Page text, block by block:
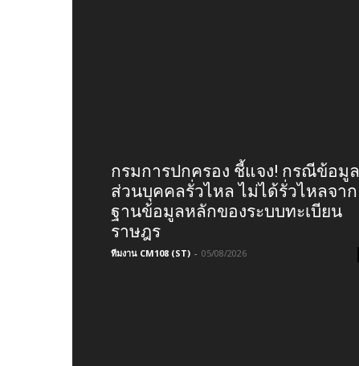
กรมการปกครอง ชี้แจง! กรณีข้อมูล
ส่วนบุคคลรั่วไหล ไม่ได้รั่วไหลจาก
ฐานข้อมูลหลักของระบบทะเบียน
ราษฎร
ทีมงาน CM108 (ST) - 05/08/2026